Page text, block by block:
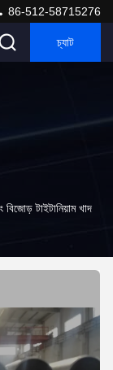
86-512-58715276
চ্যাট
বিজোড় টাইটানিয়াম খাদ